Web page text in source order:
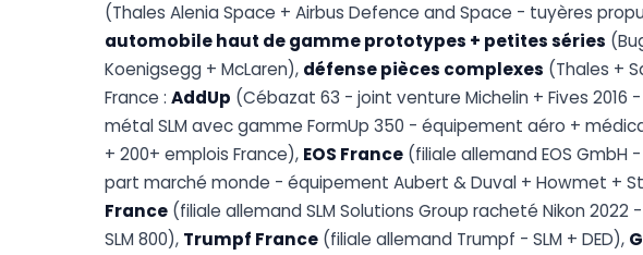
(Thales Alenia Space + Airbus Defence and Space - tuyères
automobile haut de gamme prototypes + petites séries
Koenigsegg + McLaren), défense pièces complexes (Thales +
France : AddUp (Cébazat 63 - joint venture Michelin + Fives 2016
métal SLM avec gamme FormUp 350 - équipement aéro +
+ 200+ emplois France), EOS France (filiale allemand EOS GmbH
part marché monde - équipement Aubert & Duval + Howmet +
France (filiale allemand SLM Solutions Group racheté Nikon 2022
SLM 800), Trumpf France (filiale allemand Trumpf - SLM + DED),